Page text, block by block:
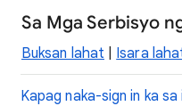
Sa Mga Serbisyo
Buksan lahat Isara
Kapag naka-sign in ka